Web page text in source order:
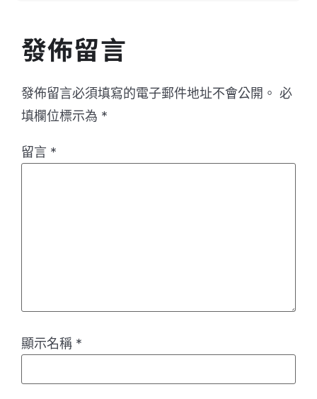
發佈留言
發佈留言必須填寫的電子郵件地址不會公開。 必
填欄位標示為 *
留言 *
顯示名稱 *